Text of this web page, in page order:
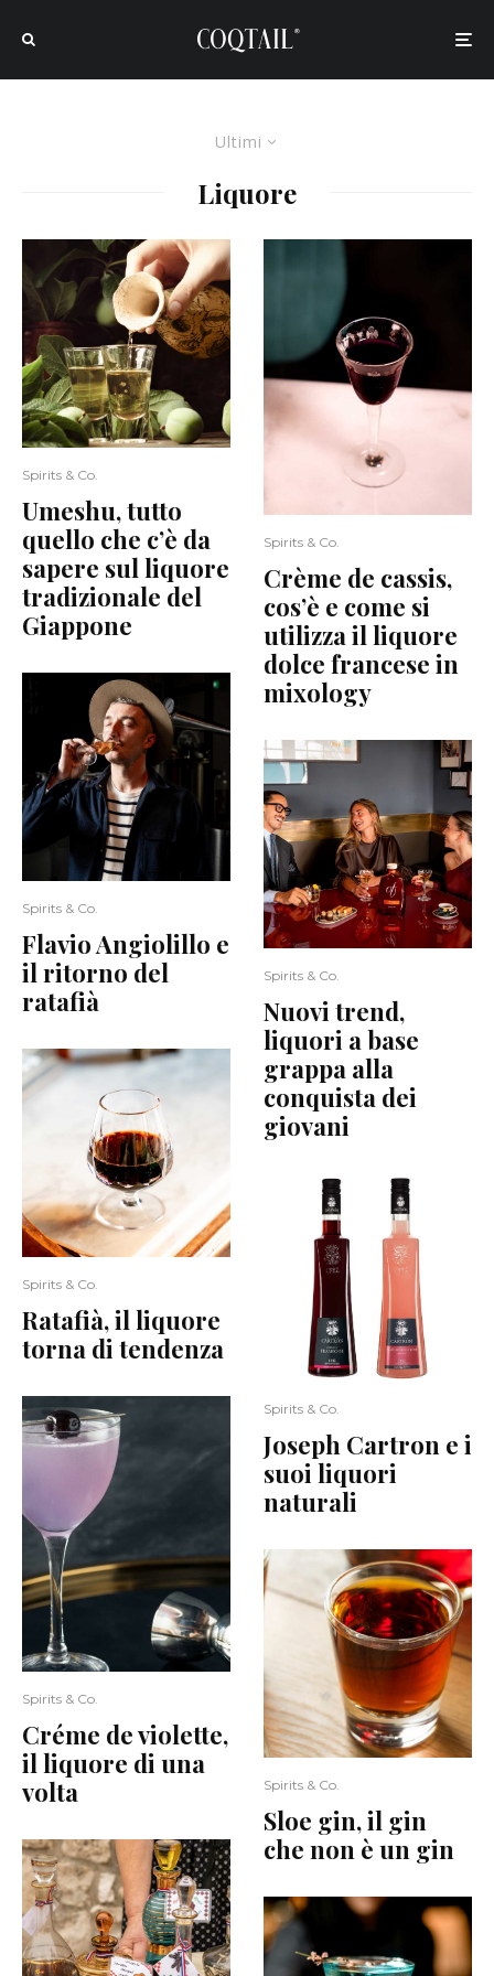
Ultimi
Liquore
Spirits & Co.
Umeshu, tutto
quello che c’è da
sapere sul liquore
tradizionale del
Giappone
Spirits & Co.
Flavio Angiolillo e
il ritorno del
ratafià
Spirits & Co.
Ratafià, il liquore
torna di tendenza
Spirits & Co.
Créme de violette,
il liquore di una
volta
Spirits & Co.
Crème de cassis,
cos’è e come si
utilizza il liquore
dolce francese in
mixology
Spirits & Co.
Nuovi trend,
liquori a base
grappa alla
conquista dei
giovani
Spirits & Co.
Joseph Cartron e i
suoi liquori
naturali
Spirits & Co.
Sloe gin, il gin
che non è un gin